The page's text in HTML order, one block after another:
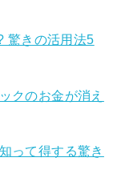
驚きの活用法5
クのお金が消え
って得する驚き